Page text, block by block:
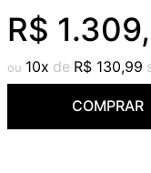
R$ 1.309,
10 R$ 130,99
COMPRAR